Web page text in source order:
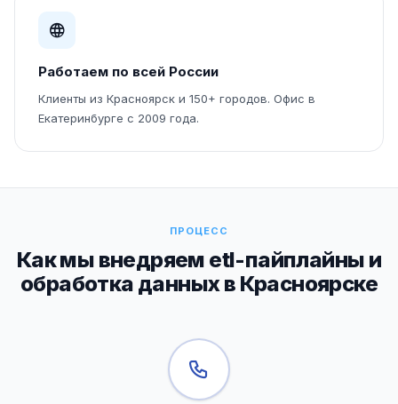
Работаем по всей России
Клиенты из Красноярск и 150+ городов. Офис в
Екатеринбурге с 2009 года.
ПРОЦЕСС
Как мы внедряем etl-пайплайны и
обработка данных в Красноярске